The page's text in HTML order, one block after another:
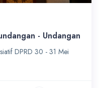
- Undangan
DPRD 30 - 31 Mei